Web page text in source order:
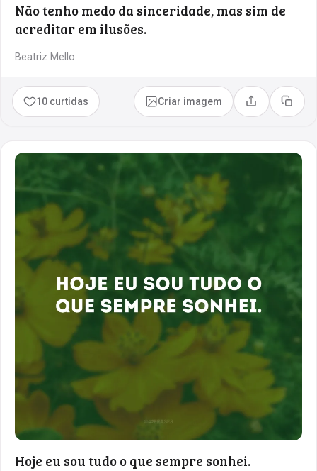
Não tenho medo da sinceridade, mas sim de
acreditar em ilusões.
Beatriz Mello
10 curtidas Criar imagem Compartilhar
Copiar
Hoje eu sou tudo o que sempre sonhei.